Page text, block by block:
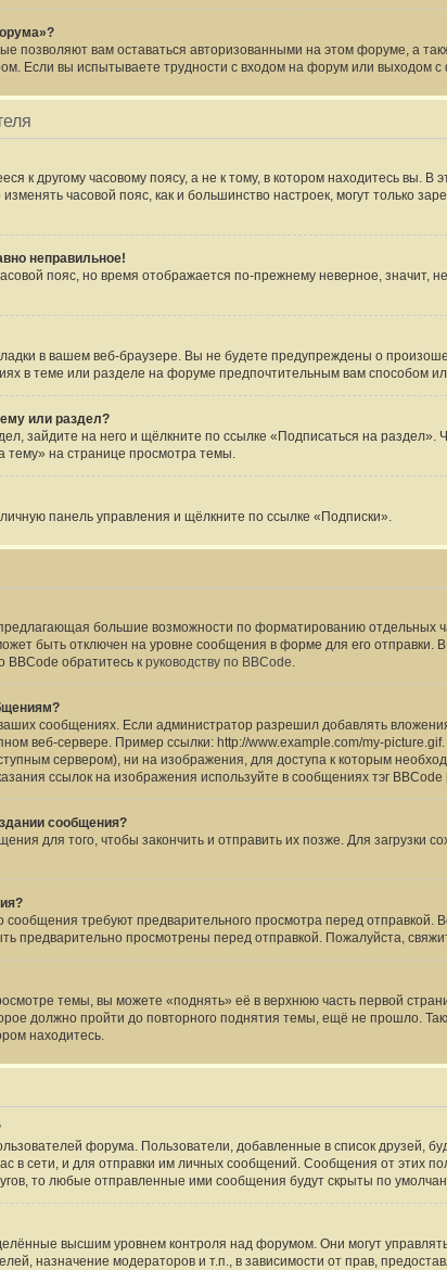
позволяют вам оставаться авторизованными на этом форуме, а
Если вы испытываете трудности с входом на форум или выходом
к другому часовому поясу, а не к тому, в котором находитесь вы. В
часовой пояс, как и большинство настроек, могут только
неправильное!
пояс, но время отображается по-прежнему неверное, значит,
в вашем веб-браузере. Вы не будете предупреждены о
в теме или разделе на форуме предпочтительным вам способом
или раздел?
зайдите на него и щёлкните по ссылке «Подписаться на раздел».
тему» на странице просмотра темы.
панель управления и щёлкните по ссылке «Подписки».
большие возможности по форматированию отдельных
быть отключен на уровне сообщения в форме для его отправки.
обратитесь к руководству по BBCode.
сообщениях. Если администратор разрешил добавлять
веб-сервере. Пример ссылки: http://www.example.com/my-
сервером), ни на изображения, для доступа к которым
ссылок на изображения используйте в сообщениях тэг BBCode
сообщения?
для того, чтобы закончить и отправить их позже. Для
требуют предварительного просмотра перед отправкой.
предварительно просмотрены перед отправкой. Пожалуйста,
темы, вы можете «поднять» её в верхнюю часть первой
должно пройти до повторного поднятия темы, ещё не прошло.
находитесь.
форума. Пользователи, добавленные в список друзей,
в сети, и для отправки им личных сообщений. Сообщения от этих
то любые отправленные ими сообщения будут скрыты по
высшим уровнем контроля над форумом. Они могут
назначение модераторов и т.п., в зависимости от прав,